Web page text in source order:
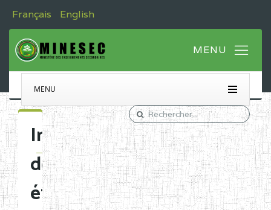
Français English
MENU
Immatriculation
des
établissements